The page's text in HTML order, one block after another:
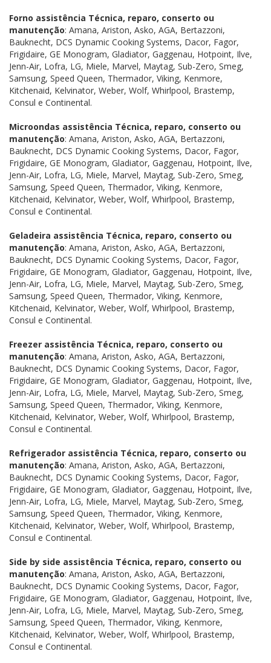
Forno assistência Técnica, reparo, conserto ou
manutenção: Amana, Ariston, Asko, AGA, Bertazzoni,
Bauknecht, DCS Dynamic Cooking Systems, Dacor, Fagor,
Frigidaire, GE Monogram, Gladiator, Gaggenau, Hotpoint, Ilve,
Jenn-Air, Lofra, LG, Miele, Marvel, Maytag, Sub-Zero, Smeg,
Samsung, Speed Queen, Thermador, Viking, Kenmore,
Kitchenaid, Kelvinator, Weber, Wolf, Whirlpool, Brastemp,
Consul e Continental.
Microondas assistência Técnica, reparo, conserto ou
manutenção: Amana, Ariston, Asko, AGA, Bertazzoni,
Bauknecht, DCS Dynamic Cooking Systems, Dacor, Fagor,
Frigidaire, GE Monogram, Gladiator, Gaggenau, Hotpoint, Ilve,
Jenn-Air, Lofra, LG, Miele, Marvel, Maytag, Sub-Zero, Smeg,
Samsung, Speed Queen, Thermador, Viking, Kenmore,
Kitchenaid, Kelvinator, Weber, Wolf, Whirlpool, Brastemp,
Consul e Continental.
Geladeira assistência Técnica, reparo, conserto ou
manutenção: Amana, Ariston, Asko, AGA, Bertazzoni,
Bauknecht, DCS Dynamic Cooking Systems, Dacor, Fagor,
Frigidaire, GE Monogram, Gladiator, Gaggenau, Hotpoint, Ilve,
Jenn-Air, Lofra, LG, Miele, Marvel, Maytag, Sub-Zero, Smeg,
Samsung, Speed Queen, Thermador, Viking, Kenmore,
Kitchenaid, Kelvinator, Weber, Wolf, Whirlpool, Brastemp,
Consul e Continental.
Freezer assistência Técnica, reparo, conserto ou
manutenção: Amana, Ariston, Asko, AGA, Bertazzoni,
Bauknecht, DCS Dynamic Cooking Systems, Dacor, Fagor,
Frigidaire, GE Monogram, Gladiator, Gaggenau, Hotpoint, Ilve,
Jenn-Air, Lofra, LG, Miele, Marvel, Maytag, Sub-Zero, Smeg,
Samsung, Speed Queen, Thermador, Viking, Kenmore,
Kitchenaid, Kelvinator, Weber, Wolf, Whirlpool, Brastemp,
Consul e Continental.
Refrigerador assistência Técnica, reparo, conserto ou
manutenção: Amana, Ariston, Asko, AGA, Bertazzoni,
Bauknecht, DCS Dynamic Cooking Systems, Dacor, Fagor,
Frigidaire, GE Monogram, Gladiator, Gaggenau, Hotpoint, Ilve,
Jenn-Air, Lofra, LG, Miele, Marvel, Maytag, Sub-Zero, Smeg,
Samsung, Speed Queen, Thermador, Viking, Kenmore,
Kitchenaid, Kelvinator, Weber, Wolf, Whirlpool, Brastemp,
Consul e Continental.
Side by side assistência Técnica, reparo, conserto ou
manutenção: Amana, Ariston, Asko, AGA, Bertazzoni,
Bauknecht, DCS Dynamic Cooking Systems, Dacor, Fagor,
Frigidaire, GE Monogram, Gladiator, Gaggenau, Hotpoint, Ilve,
Jenn-Air, Lofra, LG, Miele, Marvel, Maytag, Sub-Zero, Smeg,
Samsung, Speed Queen, Thermador, Viking, Kenmore,
Kitchenaid, Kelvinator, Weber, Wolf, Whirlpool, Brastemp,
Consul e Continental.